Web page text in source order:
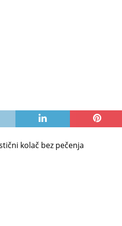
kolač bez pečenja